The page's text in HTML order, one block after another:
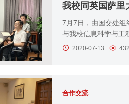
我校同英国萨里
7月7日，由国交处
与我校信息科学与工
2020-07-13
合作交流